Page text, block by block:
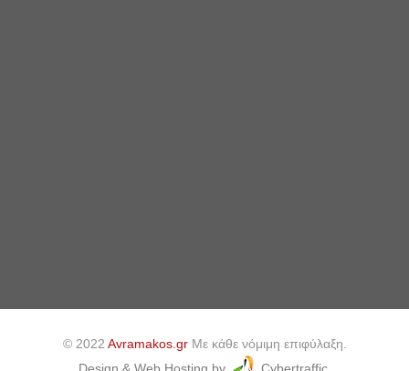
© 2022 Avramakos.grΜε κάθε νόμιμη επιφύλαξη.